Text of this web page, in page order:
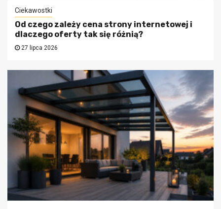
Ciekawostki
Od czego zależy cena strony internetowej i
dlaczego oferty tak się różnią?
27 lipca 2026